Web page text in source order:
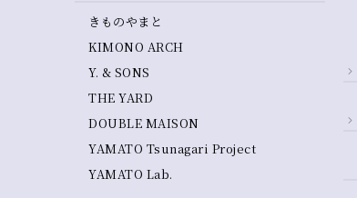
きものやまと
KIMONO ARCH
Y. & SONS
THE YARD
DOUBLE MAISON
YAMATO Tsunagari Project
YAMATO Lab.